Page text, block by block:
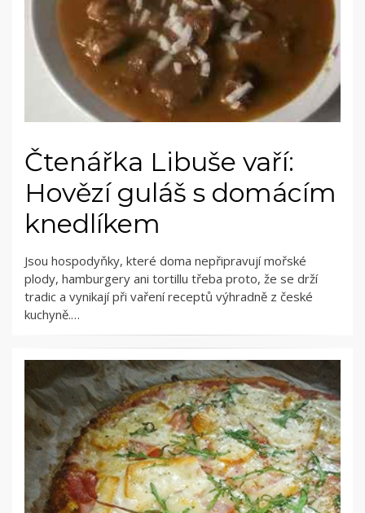
Čtenářka Libuše vaří:
Hovězí guláš s domácím
knedlíkem
Jsou hospodyňky, které doma nepřipravují mořské
plody, hamburgery ani tortillu třeba proto, že se drží
tradic a vynikají při vaření receptů výhradně z české
kuchyně.…